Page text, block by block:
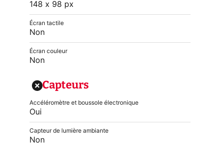
148 x 98 px
Écran tactile
Non
Écran couleur
Non
Capteurs
Accéléromètre et boussole électronique
Oui
Capteur de lumière ambiante
Non